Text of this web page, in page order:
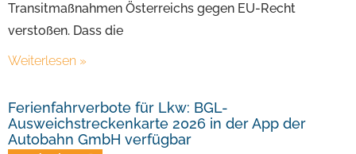
Transitmaßnahmen Österreichs gegen EU-Recht
verstoßen. Dass die
Weiterlesen »
Ferienfahrverbote für Lkw: BGL-
Ausweichstreckenkarte 2026 in der App der
Autobahn GmbH verfügbar